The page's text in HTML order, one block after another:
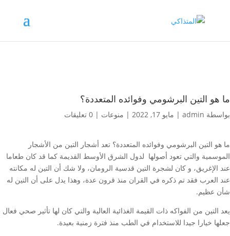
ما هو التين البرشومي وفوائده المتعددة؟
بواسطة admin
| مايو 17, 2022 | منوعات | 0 تعليقات
ما هو التين البرشومي وفوائده المتعددة؟ تعد أشجار التين من الأشجار
الموسمية والتي تعود أصولها لدول الشرق الأوسط القديمة كما قد كان طعاما
عند الإغريق، و كان لشجرة التين قدسية الرومان، ولا شك أن التين له مكانته
عند العرب فقد تم ذكره في القران منذ قرون عدة، وهذا يدل على أن التين له
شأن عظيم.
يعد التين من الفواكه ذات القيمة الغذائية العالية والتي كان لها تأثير صحي فعال
جعلها خيارا جيدا للاستخدام في الطب منذ فترة زمنية بعيدة.